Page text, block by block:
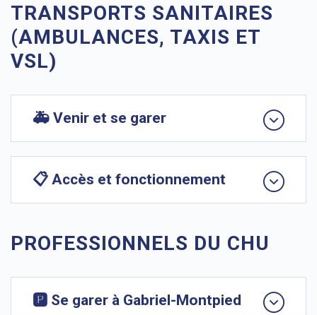
TRANSPORTS SANITAIRES
(AMBULANCES, TAXIS ET
VSL)
🚑 Venir et se garer
📋 Accès et fonctionnement
PROFESSIONNELS DU CHU
🅿️ Se garer à Gabriel-Montpied